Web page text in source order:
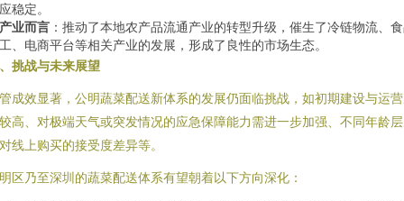
稳定。
业而言 ：推动了本地农产品流通产业的转型升级，催生了冷链物流、
、电商平台等相关产业的发展，形成了良性的市场生态。
挑战与未来展望
成效显著，公明蔬菜配送新体系的发展仍面临挑战，如初期建设与运
高、对极端天气或突发情况的应急保障能力需进一步加强、不同年龄
线上购买的接受度差异等。
区乃至深圳的蔬菜配送体系有望朝着以下方向深化：